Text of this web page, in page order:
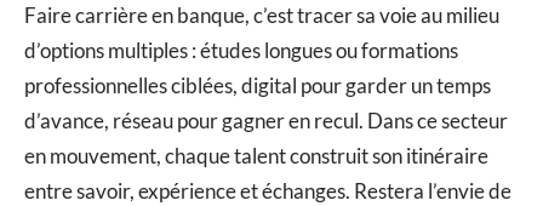
Faire carrière en banque, c’est tracer sa voie au milieu
d’options multiples : études longues ou formations
professionnelles ciblées, digital pour garder un temps
d’avance, réseau pour gagner en recul. Dans ce secteur
en mouvement, chaque talent construit son itinéraire
entre savoir, expérience et échanges. Restera l’envie de